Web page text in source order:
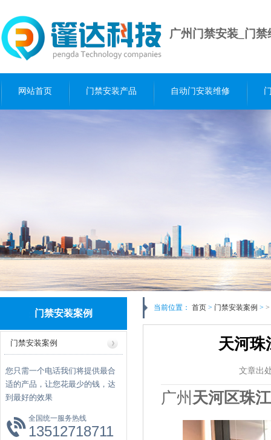
广州门禁安装_门
网站首页 门禁安装产品 自动门安装维修
门禁安装案例
门禁安装案例
您只需一个电话我们将提供最合
适的产品，让您花最少的钱，达
到最好的效果
全国统一服务热线
13512718711
当前位置： 首页 > 门禁安装案例 > >
天河珠
文章出
广州 天河区珠